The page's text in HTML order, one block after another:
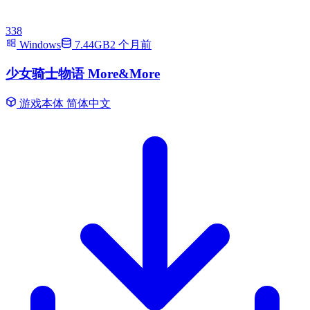
338
Windows
7.44GB2 个月前
少女骑士物语 More&More
游戏本体 简体中文